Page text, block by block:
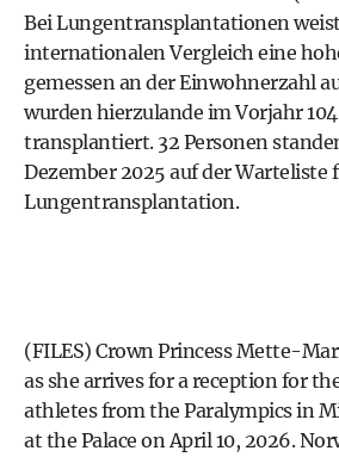
Bei Lungentransplantationen
internationalen Vergleich eine
gemessen an der Einwohnerzahl
wurden hierzulande im Vorjahr
transplantiert. 32 Personen
Dezember 2025 auf der Warteliste
Lungentransplantation.
(FILES) Crown Princess Mette-
as she arrives for a reception for
athletes from the Paralympics in
at the Palace on April 10, 2026.